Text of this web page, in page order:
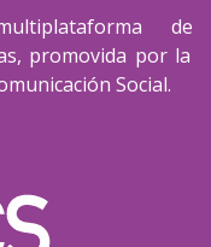
de
promovida por la
Social.